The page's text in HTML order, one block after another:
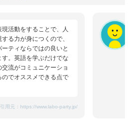
活動をすることで、人
る力が身につくので、
ティならではの良いと
す。英語を学ぶだけでな
交流がコミュニケーショ
のでオススメできる点で
引用元： https://www.labo-party.jp/